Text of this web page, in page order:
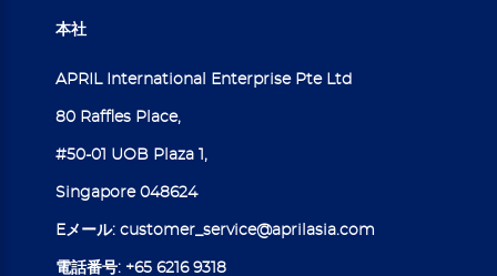
本社
APRIL International Enterprise Pte Ltd
80 Raffles Place,
#50-01 UOB Plaza 1,
Singapore 048624
Eメール: customer_service@aprilasia.com
電話番号: +65 6216 9318